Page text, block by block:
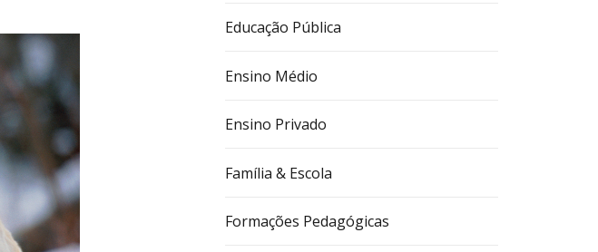
Educação Pública
Ensino Médio
Ensino Privado
Família & Escola
Formações Pedagógicas